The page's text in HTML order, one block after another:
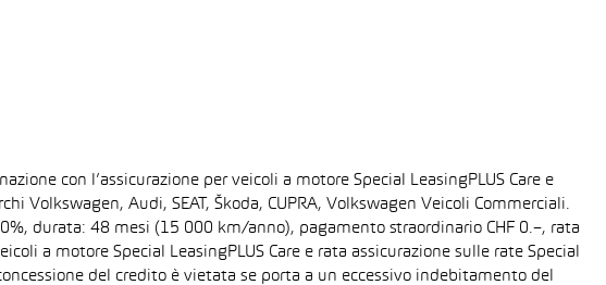
con l’assicurazione per veicoli a motore Special LeasingPLUS Care e
Volkswagen, Audi, SEAT, Škoda, CUPRA, Volkswagen Veicoli Commerciali.
durata: 48 mesi (15 000 km/anno), pagamento straordinario CHF 0.–, rata
a motore Special LeasingPLUS Care e rata assicurazione sulle rate Special
del credito è vietata se porta a un eccessivo indebitamento del